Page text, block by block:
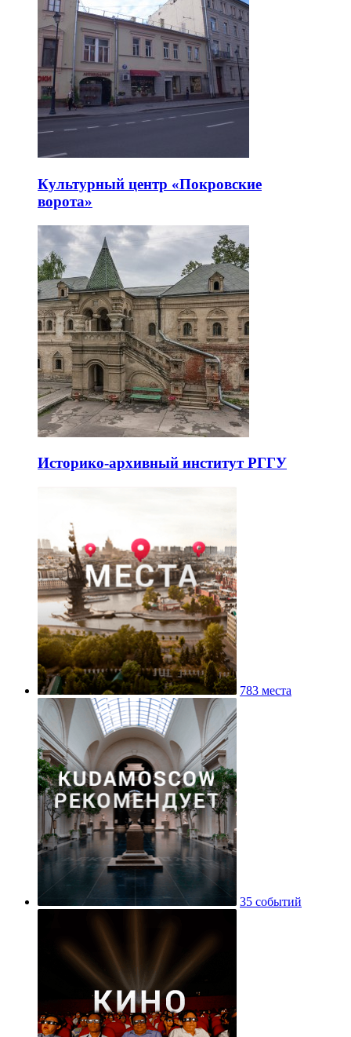
Культурный центр «Покровские
ворота»
Историко-архивный институт РГГУ
783 места
35 событий